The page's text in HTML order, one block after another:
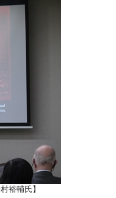
裕輔氏】